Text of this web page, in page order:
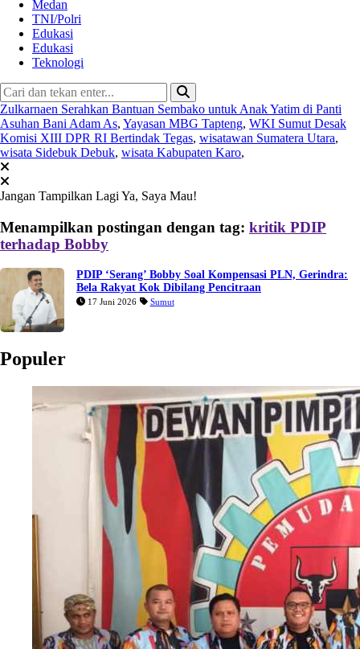
Medan
TNI/Polri
Edukasi
Edukasi
Teknologi
Zulkarnaen Serahkan Bantuan Sembako untuk Anak Yatim di Panti
Asuhan Bani Adam As, Yayasan MBG Tapteng, WKI Sumut Desak
Komisi XIII DPR RI Bertindak Tegas, wisatawan Sumatera Utara,
wisata Sidebuk Debuk, wisata Kabupaten Karo,
Jangan Tampilkan LagiYa, Saya Mau!
Menampilkan postingan dengan tag: kritik PDIP
terhadap Bobby
PDIP ‘Serang’ Bobby Soal Kompensasi PLN, Gerindra:
Bela Rakyat Kok Dibilang Pencitraan
17 Juni 2026 Sumut
Populer